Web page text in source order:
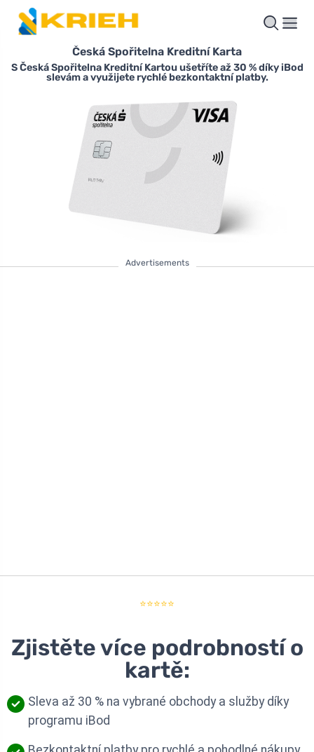
Česká Spořitelna Kreditní Karta
S Česká Spořitelna Kreditní Kartou ušetříte až 30 % díky iBod
slevám a využijete rychlé bezkontaktní platby.
Advertisements
⭐⭐⭐⭐⭐
Zjistěte více podrobností o
kartě:
Sleva až 30 % na vybrané obchody a služby díky
programu iBod